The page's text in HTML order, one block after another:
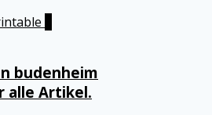
budenheim
alle Artikel.